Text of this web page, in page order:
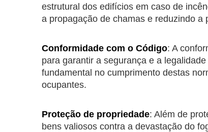
estrutural dos edifícios em caso de
a propagação de chamas e reduzindo
Conformidade com o Código: A
para garantir a segurança e a
fundamental no cumprimento destas
ocupantes.
Proteção de propriedade: Além de
bens valiosos contra a devastação do